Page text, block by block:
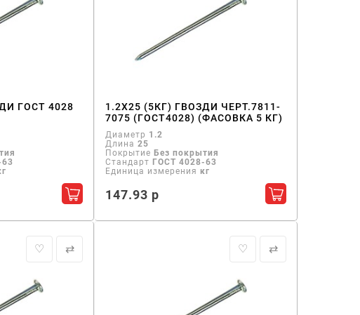
ГОСТ 4028
Добавить в корзину
1.2Х25 (5КГ) ГВОЗДИ ЧЕРТ.7811-
7075 (ГОСТ4028) (ФАСОВКА 5 КГ)
Диаметр 1.2
Длина 25
Покрытие Без покрытия
Стандарт ГОСТ 4028-63
Единица измерения кг
147.93 р Добавить в
♡ ⇄ ♡ ⇄